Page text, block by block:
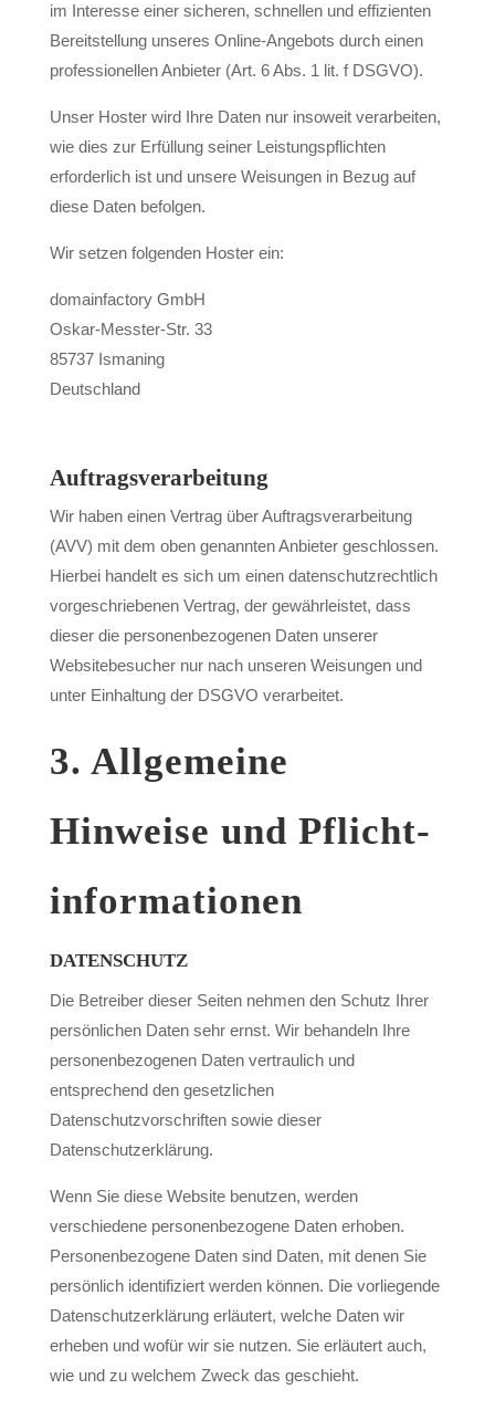
im Interesse einer sicheren, schnellen und effizienten
Bereitstellung unseres Online-Angebots durch einen
professionellen Anbieter (Art. 6 Abs. 1 lit. f DSGVO).
Unser Hoster wird Ihre Daten nur insoweit verarbeiten,
wie dies zur Erfüllung seiner Leistungspflichten
erforderlich ist und unsere Weisungen in Bezug auf
diese Daten befolgen.
Wir setzen folgenden Hoster ein:
domainfactory GmbH
Oskar-Messter-Str. 33
85737 Ismaning
Deutschland
Auftragsverarbeitung
Wir haben einen Vertrag über Auftragsverarbeitung
(AVV) mit dem oben genannten Anbieter geschlossen.
Hierbei handelt es sich um einen datenschutzrechtlich
vorgeschriebenen Vertrag, der gewährleistet, dass
dieser die personenbezogenen Daten unserer
Websitebesucher nur nach unseren Weisungen und
unter Einhaltung der DSGVO verarbeitet.
3. Allgemeine
Hinweise und Pflicht­
informationen
DATENSCHUTZ
Die Betreiber dieser Seiten nehmen den Schutz Ihrer
persönlichen Daten sehr ernst. Wir behandeln Ihre
personenbezogenen Daten vertraulich und
entsprechend den gesetzlichen
Datenschutzvorschriften sowie dieser
Datenschutzerklärung.
Wenn Sie diese Website benutzen, werden
verschiedene personenbezogene Daten erhoben.
Personenbezogene Daten sind Daten, mit denen Sie
persönlich identifiziert werden können. Die vorliegende
Datenschutzerklärung erläutert, welche Daten wir
erheben und wofür wir sie nutzen. Sie erläutert auch,
wie und zu welchem Zweck das geschieht.